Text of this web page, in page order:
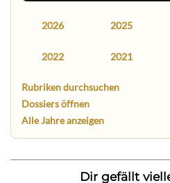
2026 2025
2022 2021
Rubriken durchsuchen
Dossiers öffnen
Alle Jahre anzeigen
Dir gefällt